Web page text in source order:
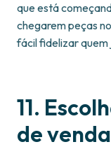
que está
chegarem peças
fácil fidelizar quem
11.
de venda